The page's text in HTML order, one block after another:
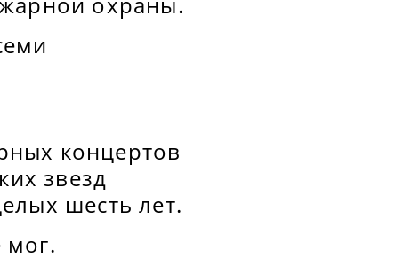
концертов
звезд
шесть лет.
мог.